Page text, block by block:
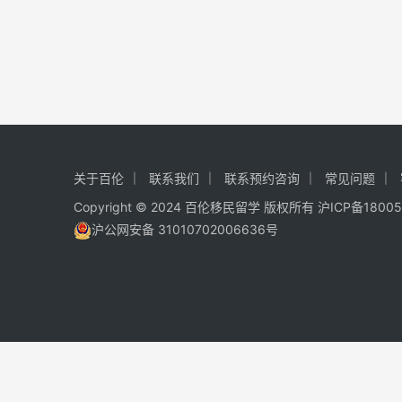
关于百伦 联系我们 联系预约咨询 常见问题
Copyright © 2024 百伦移民留学 版权所有 沪ICP备
沪公网安备 31010702006636号